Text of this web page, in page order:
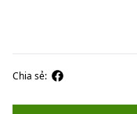
Chia sẻ: